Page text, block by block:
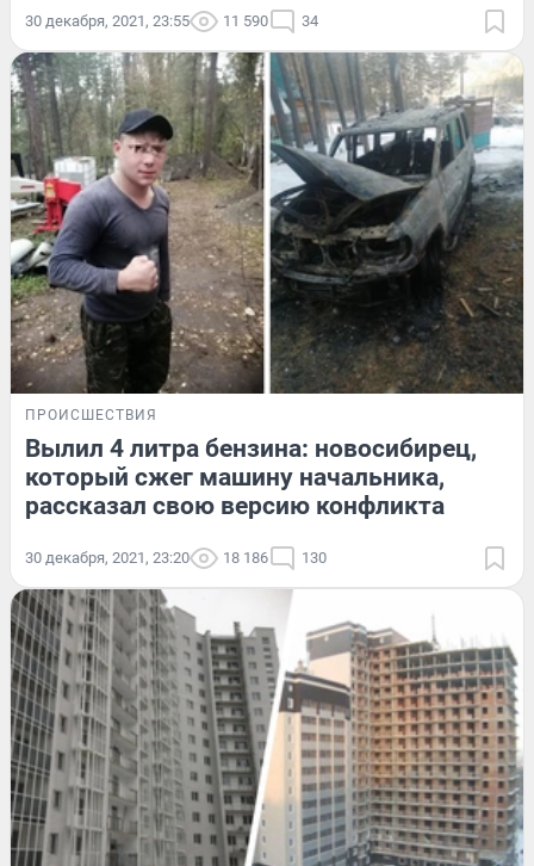
30 декабря, 2021, 23:55 11 590 34
ПРОИСШЕСТВИЯ
Вылил 4 литра бензина: новосибирец,
который сжег машину начальника,
рассказал свою версию конфликта
30 декабря, 2021, 23:20 18 186 130